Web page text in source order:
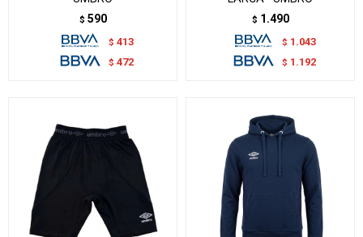
$ 590
$ 413
$ 472
$ 1.490
$ 1.043
$ 1.192